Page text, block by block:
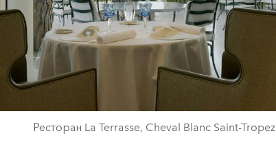
Ресторан La Terrasse, Cheval Blanc Saint-Tropez